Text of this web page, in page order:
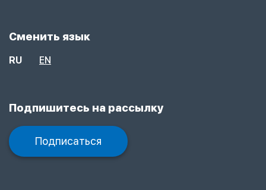
Сменить язык
RU EN
Подпишитесь на рассылку
Подписаться